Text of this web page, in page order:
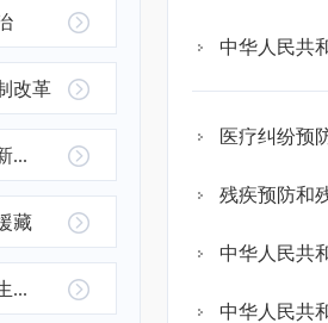
改革
...
藏
...
中华人民共
医疗纠纷预
残疾预防和
中华人民共
中华人民共